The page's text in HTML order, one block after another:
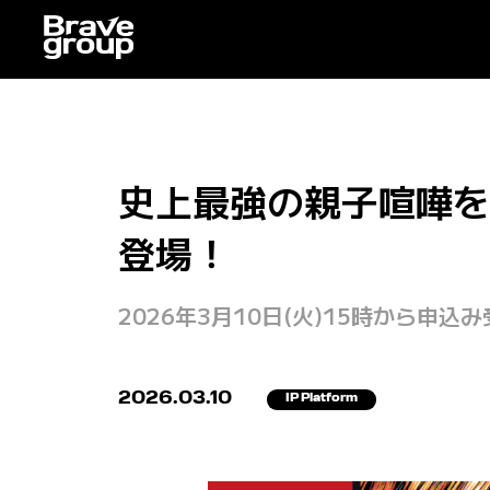
史上最強の親子喧嘩
登場！
2026年3月10日(火)15時から申込み
2026.03.10 IP Platform